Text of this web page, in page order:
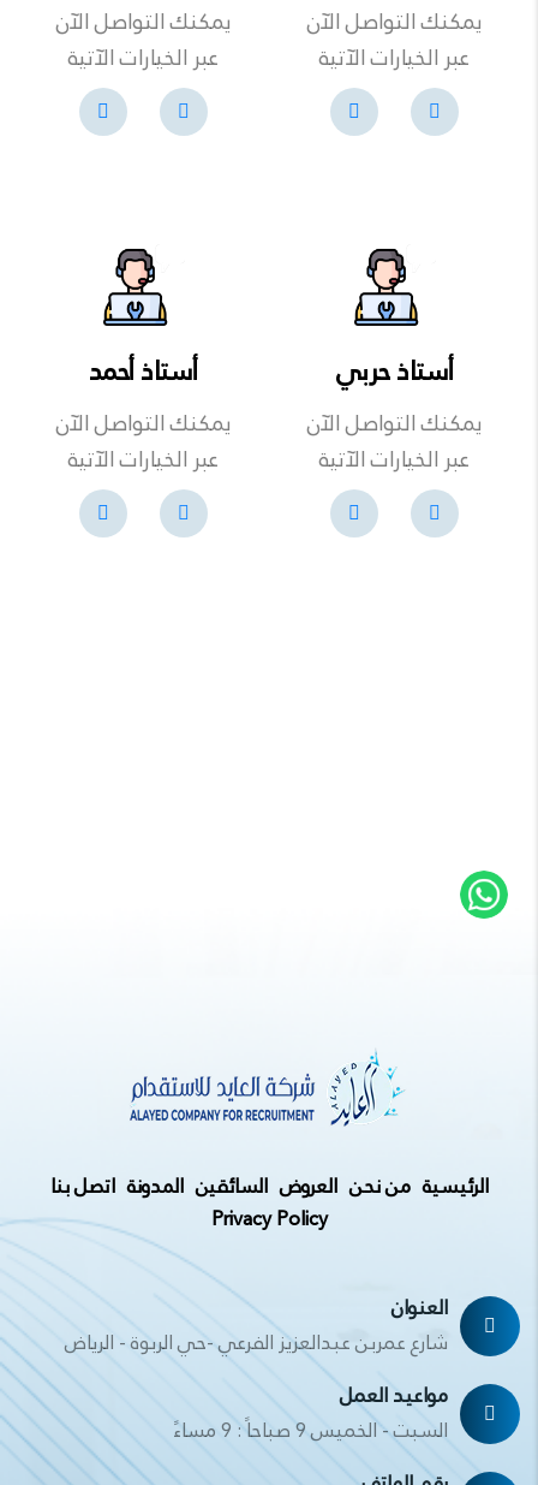
يمكنك التواصل الآن
عبر الخيارات الآتية
يمكنك التواصل الآن
عبر الخيارات الآتية
أستاذ حربي
يمكنك التواصل الآن
عبر الخيارات الآتية
أستاذ أحمد
يمكنك التواصل الآن
عبر الخيارات الآتية
الرئيسية من نحن العروض السائقين المدونة اتصل بنا
Privacy Policy
العنوان
شارع عمربن عبدالعزيز الفرعي -حي الربوة - الرياض
مواعيد العمل
السبت - الخميس 9 صباحاً : 9 مساءً